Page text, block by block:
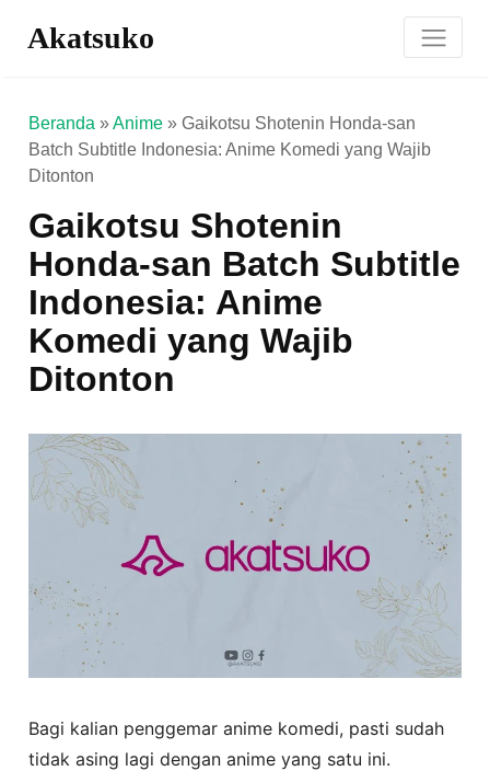
Akatsuko
Beranda »Anime »Gaikotsu Shotenin Honda-san
Batch Subtitle Indonesia: Anime Komedi yang Wajib
Ditonton
Gaikotsu Shotenin
Honda-san Batch Subtitle
Indonesia: Anime
Komedi yang Wajib
Ditonton
Bagi kalian penggemar anime komedi, pasti sudah
tidak asing lagi dengan anime yang satu ini.